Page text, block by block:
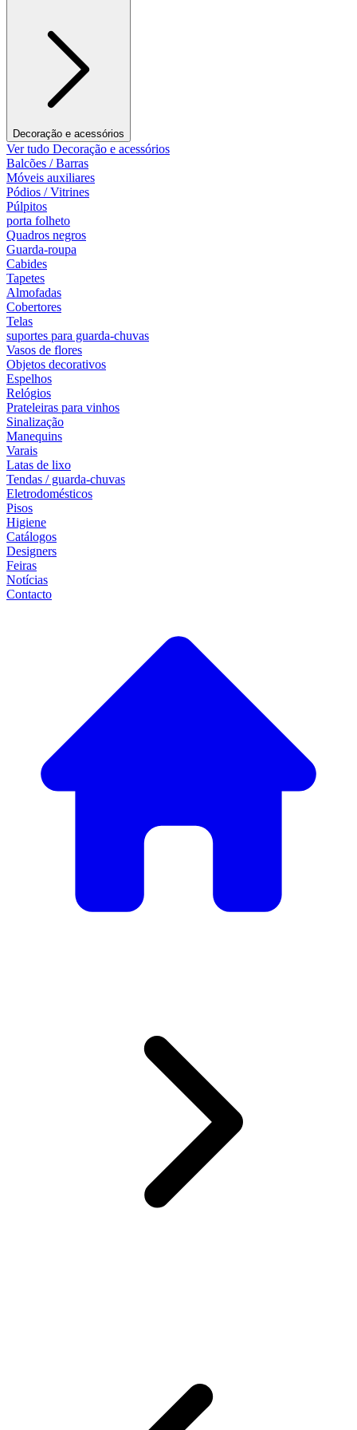
Decoração e acessórios
Ver tudo Decoração e acessórios
Balcões / Barras
Móveis auxiliares
Pódios / Vitrines
Púlpitos
porta folheto
Quadros negros
Guarda-roupa
Cabides
Tapetes
Almofadas
Cobertores
Telas
suportes para guarda-chuvas
Vasos de flores
Objetos decorativos
Espelhos
Relógios
Prateleiras para vinhos
Sinalização
Manequins
Varais
Latas de lixo
Tendas / guarda-chuvas
Eletrodomésticos
Pisos
Higiene
Catálogos
Designers
Feiras
Notícias
Contacto